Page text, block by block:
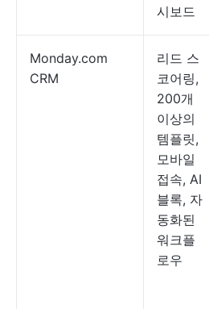
시보드
Monday.com
CRM
리드 스
코어링,
200개
이상의
템플릿,
모바일
접속, AI
블록, 자
동화된
워크플
로우